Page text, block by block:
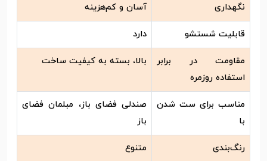
نگهداری آسان و کم‌هزینه
قابلیت شستشو دارد
مقاومت در برابر
استفاده روزمره
بالا، بسته به کیفیت ساخت
مناسب برای ست شدن
با
صندلی فضای باز، مبلمان فضای
باز
رنگ‌بندی متنوع